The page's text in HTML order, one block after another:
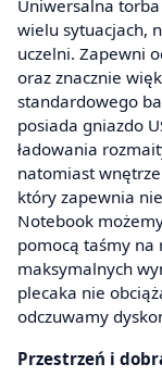
Uniwersalna
wielu sytuacjach,
uczelni. Zapewni
oraz znacznie
standardowego
posiada gniazdo
ładowania
natomiast
który zapewnia
Notebook
pomocą taśmy na
maksymalnych
plecaka nie
odczuwamy
Przestrzeń i